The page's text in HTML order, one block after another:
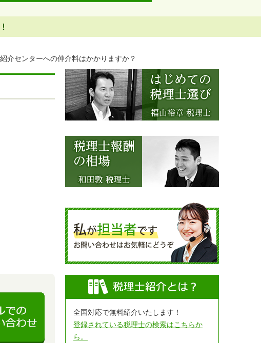
介センターへの仲介料はかかりますか？
全国対応で無料紹介いたします！
登録されている税理士の検索はこちらか
ら。